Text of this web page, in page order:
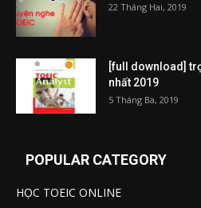
22 Tháng Hai, 2019
[full download]
nhất 2019
5 Tháng Ba, 2019
POPULAR CATEGORY
HỌC TOEIC ONLINE